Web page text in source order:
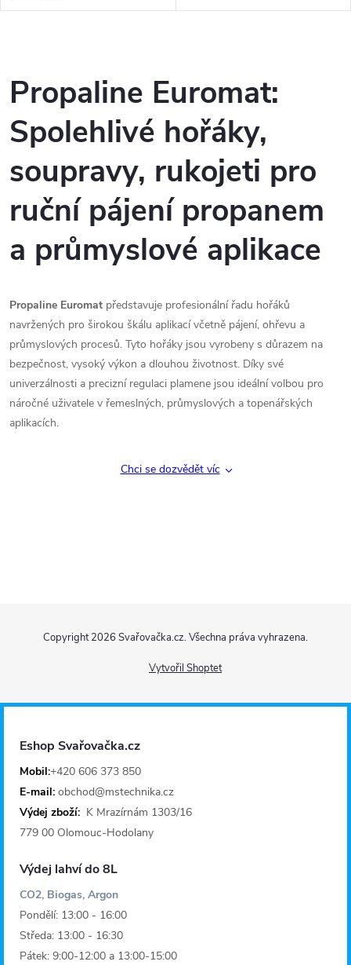
v
l
á
d
a
c
p
r
v
k
y
Propaline Euromat:
Spolehlivé hořáky,
soupravy, rukojeti pro
ruční pájení propanem
a průmyslové aplikace
Propaline Euromat představuje profesionální řadu hořáků
navržených pro širokou škálu aplikací včetně pájení, ohřevu a
průmyslových procesů. Tyto hořáky jsou vyrobeny s důrazem na
bezpečnost, vysoký výkon a dlouhou životnost. Díky své
univerzálnosti a precizní regulaci plamene jsou ideální volbou pro
náročné uživatele v řemeslných, průmyslových a topenářských
aplikacích.
Chci se dozvědět víc
p
Vytvořil Shoptet
Copyright 2026 Svařovačka.cz. Všechna práva vyhrazena.
Eshop Svařovačka.cz
Mobil:+420 606 373 850
E-mail: obchod@mstechnika.cz
Výdej zboží: K Mrazírnám 1303/16
779 00 Olomouc-Hodolany
Výdej lahví do 8L
CO2, Biogas, Argon
Pondělí: 13:00 - 16:00
Středa: 13:00 - 16:30
Pátek: 9:00-12:00 a 13:00-15:00